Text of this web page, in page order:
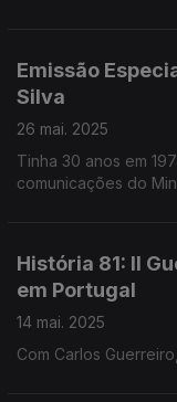
Emissão
Silva
26 mai. 2025
Tinha 30 anos em
comunicações do
História 81: II
em Portugal
14 mai. 2025